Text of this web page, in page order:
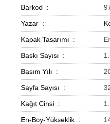
Barkod :
Yazar :
Kapak Tasarımı :
Baskı Sayısı :
Basım Yılı :
Sayfa Sayısı :
Kağıt Cinsi :
En-Boy-Yükseklik :